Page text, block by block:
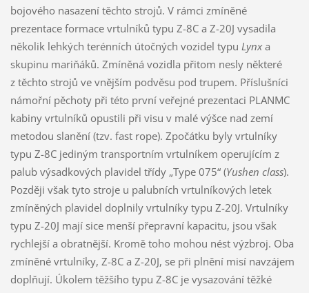
bojového nasazení těchto strojů. V rámci zmíněné
prezentace formace vrtulníků typu Z-8C a Z-20J vysadila
několik lehkých terénních útočných vozidel typu Lynxa
skupinu mariňáků. Zmíněná vozidla přitom nesly některé
z těchto strojů ve vnějším podvěsu pod trupem. Příslušníci
námořní pěchoty při této první veřejné prezentaci PLANMC
kabiny vrtulníků opustili při visu v malé výšce nad zemí
metodou slanění (tzv. fast rope). Zpočátku byly vrtulníky
typu Z-8C jediným transportním vrtulníkem operujícím z
palub výsadkových plavidel třídy „Type 075“ (Yushen class).
Později však tyto stroje u palubních vrtulníkových letek
zmíněných plavidel doplnily vrtulníky typu Z-20J. Vrtulníky
typu Z-20J mají sice menší přepravní kapacitu, jsou však
rychlejší a obratnější. Kromě toho mohou nést výzbroj. Oba
zmíněné vrtulníky, Z-8C a Z-20J, se při plnění misí navzájem
doplňují. Úkolem těžšího typu Z-8C je vysazování těžké